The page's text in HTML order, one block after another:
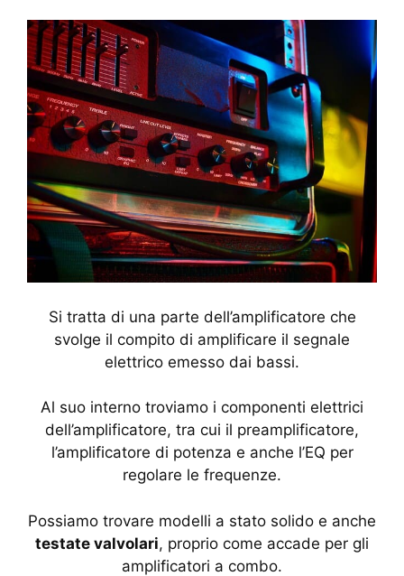
Si tratta di una parte dell’amplificatore che
svolge il compito di amplificare il segnale
elettrico emesso dai bassi.
Al suo interno troviamo i componenti elettrici
dell’amplificatore, tra cui il preamplificatore,
l’amplificatore di potenza e anche l’EQ per
regolare le frequenze.
Possiamo trovare modelli a stato solido e anche
testate valvolari, proprio come accade per gli
amplificatori a combo.